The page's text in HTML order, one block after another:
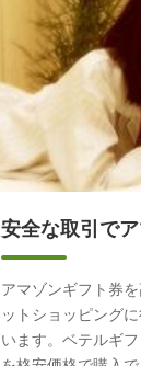
安全な取引で
アマゾンギフト券
ットショッピング
います。ベテルギ